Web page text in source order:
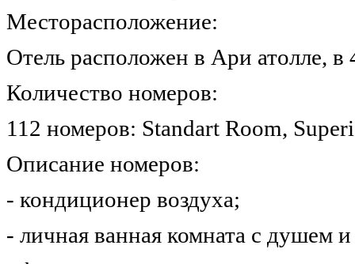
Месторасположение:
Отель расположен в Ари атолле,
Количество номеров:
112 номеров: Standart Room,
Описание номеров:
- кондиционер воздуха;
- личная ванная комната с душем и